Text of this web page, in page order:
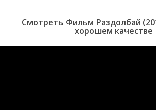
Смотреть Фильм Раздолбай
хорошем качестве